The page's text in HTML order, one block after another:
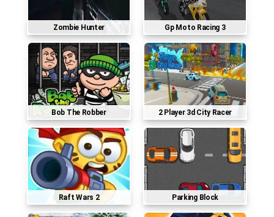
Zombie Hunter Gp Moto Racing 3
Bob The Robber 2 Player 3d City Racer
Raft Wars 2 Parking Block